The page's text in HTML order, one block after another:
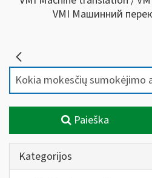
VMI Машинний
Paieška
Kategorijos